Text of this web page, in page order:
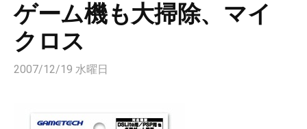
ゲーム機も大掃除、マイ
クロス
2007/12/19 水曜日